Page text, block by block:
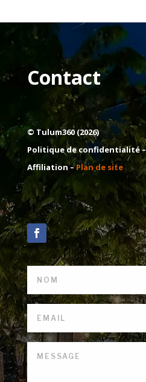
Contact
© Tulum360 (2026)
Politique de confidentialité –
Affiliation –Plan de site